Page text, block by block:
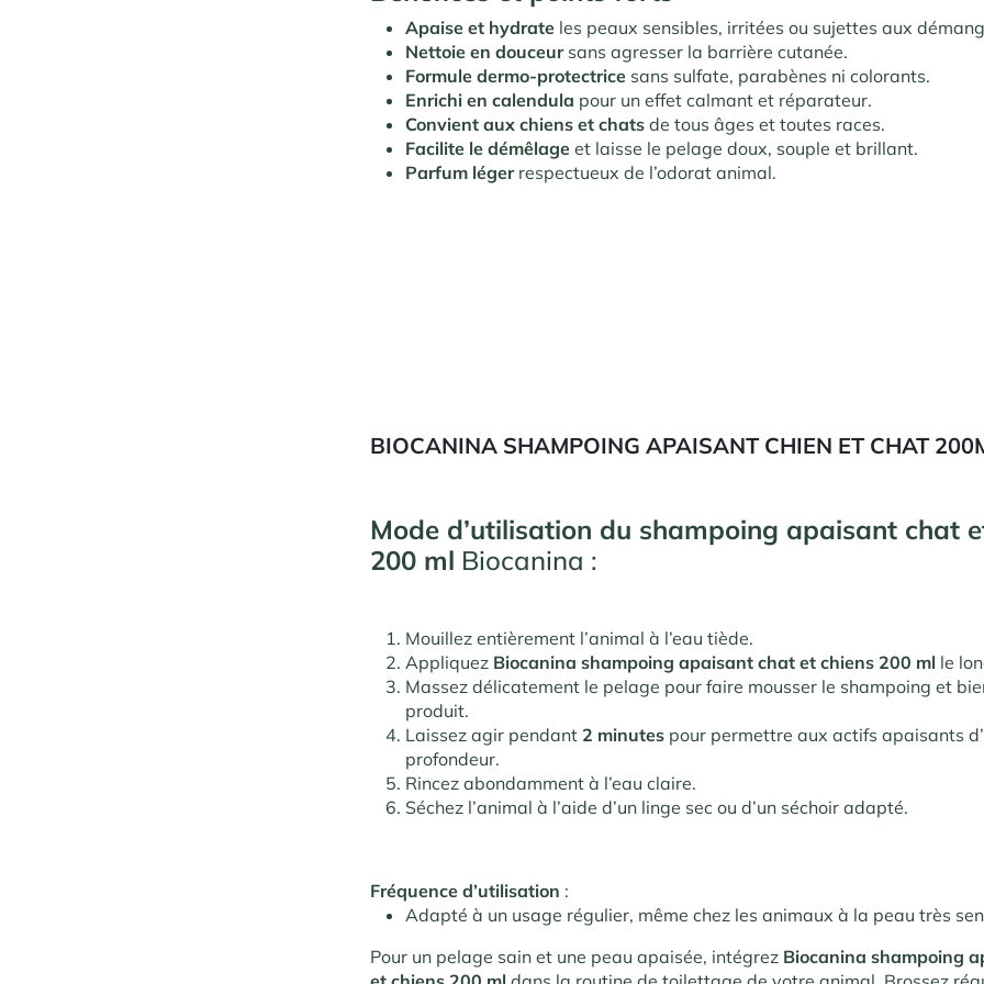
Apaise et hydrate les peaux sensibles, irritées ou sujettes aux
Nettoie en douceursans agresser la barrière cutanée.
Formule dermo-protectrice sans sulfate, parabènes ni colorants.
Enrichi en calendula pour un effet calmant et réparateur.
Convient aux chiens et chats de tous âges et toutes races.
Facilite le démêlage et laisse le pelage doux, souple et brillant.
Parfum légerrespectueux de l’odorat animal.
BIOCANINA SHAMPOING APAISANT CHIEN ET CHAT
Mode d’utilisation du shampoing apaisant chat
200 ml Biocanina :
Mouillez entièrement l’animal à l’eau tiède.
Appliquez Biocanina shampoing apaisant chat et chiens 200 ml le
Massez délicatement le pelage pour faire mousser le shampoing et
produit.
Laissez agir pendant 2 minutes pour permettre aux actifs apaisants
profondeur.
Rincez abondamment à l’eau claire.
Séchez l’animal à l’aide d’un linge sec ou d’un séchoir adapté.
Fréquence d’utilisation :
Adapté à un usage régulier, même chez les animaux à la peau très
Pour un pelage sain et une peau apaisée, intégrez Biocanina shampoing